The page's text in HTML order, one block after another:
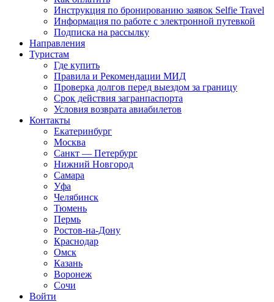
Инструкция по бронированию заявок Selfie Travel
Информация по работе с электронной путевкой
Подписка на рассылку
Направления
Туристам
Где купить
Правила и Рекомендации МИД
Проверка долгов перед выездом за границу
Срок действия загранпаспорта
Условия возврата авиабилетов
Контакты
Екатеринбург
Москва
Санкт — Петербург
Нижний Новгород
Самара
Уфа
Челябинск
Тюмень
Пермь
Ростов-на-Дону
Краснодар
Омск
Казань
Воронеж
Сочи
Войти